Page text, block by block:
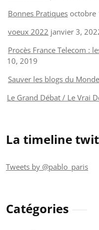
Bonnes Pratiques octobre
voeux 2022 janvier 3,
Procès France Telecom :
10, 2019
Sauver les blogs du
Le Grand Débat / Le Vrai
La timeline
Tweets by @pablo_paris
Catégories